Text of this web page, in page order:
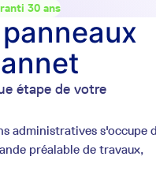
30 ans
étape de votre
administratives s'occupe
préalable de travaux,